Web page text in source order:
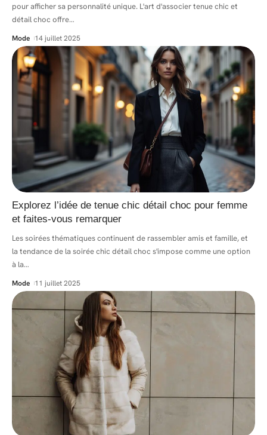
pour afficher sa personnalité unique. L'art d'associer tenue chic et
détail choc offre…
Mode 14 juillet 2025
Explorez l’idée de tenue chic détail choc pour femme
et faites-vous remarquer
Les soirées thématiques continuent de rassembler amis et famille, et
la tendance de la soirée chic détail choc s'impose comme une option
à la…
Mode 11 juillet 2025